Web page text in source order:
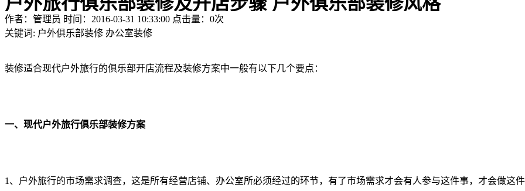
作者：管理员 时间：2016-03-31 10:33:00 点击量： 0次
关键词: 户外俱乐部装修 办公室装修
装修适合现代户外旅行的俱乐部开店流程及装修方案中一般有以下几个要点：
一、现代户外旅行俱乐部装修方案
1、户外旅行的市场需求调查，这是所有经营店铺、办公室所必须经过的环节，有了市场需求才会有人参与这件事，才会做这